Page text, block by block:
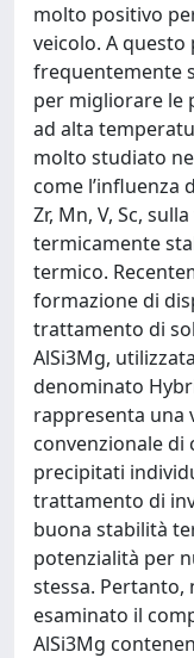
molto positivo
veicolo. A
frequentemente
per migliorare le
ad alta
molto studiato
come l’influenza
Zr, Mn, V, Sc,
termicamente
termico.
formazione di
trattamento di
AlSi3Mg,
denominato
rappresenta una
convenzionale di
precipitati
trattamento di
buona stabilità
potenzialità per
stessa. Pertanto,
esaminato il
AlSi3Mg